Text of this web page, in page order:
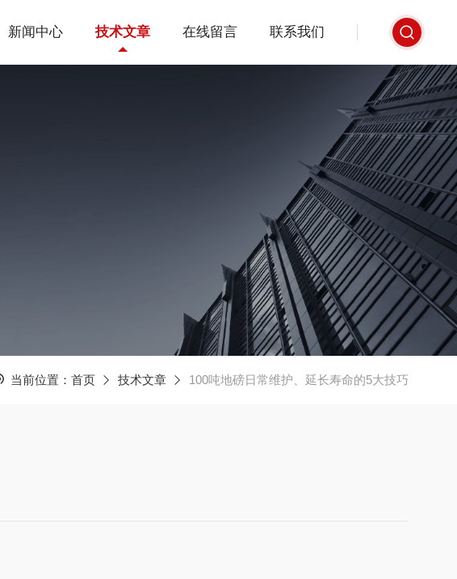
新闻中心 技术文章 在线留言 联系我们
当前位置： 首页 技术文章 100吨地磅日常维护、延长寿命的5大技巧